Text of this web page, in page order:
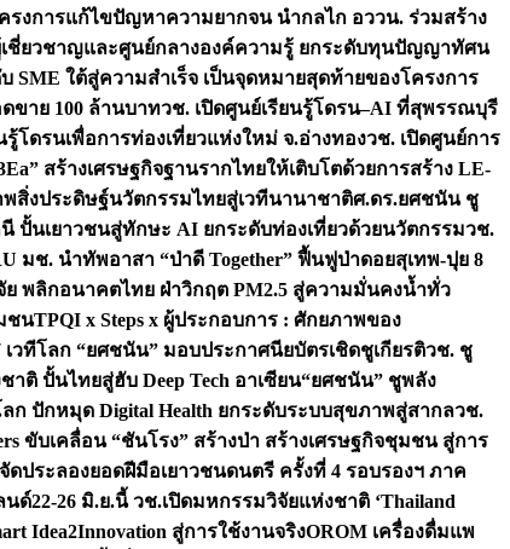
รงการแก้ไขปัญหาความยากจน นำกลไก อววน. ร่วมสร้าง
เชี่ยวชาญและศูนย์กลางองค์ความรู้ ยกระดับทุนปัญญาทัศน
SME ใต้สู่ความสำเร็จ เป็นจุดหมายสุดท้ายของโครงการ
ดขาย 100 ล้านบาทวช. เปิดศูนย์เรียนรู้โดรน–AI ที่สุพรรณบุรี
โดรนเพื่อการท่องเที่ยวแห่งใหม่ จ.อ่างทองวช. เปิดศูนย์การ
สร้างเศรษฐกิจฐานรากไทยให้เติบโตด้วยการสร้าง LE-
พสิ่งประดิษฐ์นวัตกรรมไทยสู่เวทีนานาชาติศ.ดร.ยศชนัน ชู
ปั้นเยาวชนสู่ทักษะ AI ยกระดับท่องเที่ยวด้วยนวัตกรรมวช.
มช. นำทัพอาสา “ป่าดี Together” ฟื้นฟูป่าดอยสุเทพ-ปุย 8
พลิกอนาคตไทย ฝ่าวิกฤต PM2.5 สู่ความมั่นคงน้ำทั่ว
ชนTPQI x Steps x ผู้ประกอบการ : ศักยภาพของ
วทีโลก “ยศชนัน” มอบประกาศนียบัตรเชิดชูเกียรติวช. ชู
าติ ปั้นไทยสู่ฮับ Deep Tech อาเซียน“ยศชนัน” ชูพลัง
ก ปักหมุด Digital Health ยกระดับระบบสุขภาพสู่สากลวช.
ขับเคลื่อน “ชันโรง” สร้างป่า สร้างเศรษฐกิจชุมชน สู่การ
ประลองยอดฝีมือเยาวชนดนตรี ครั้งที่ 4 รอบรองฯ ภาค
นด์22-26 มิ.ย.นี้ วช.เปิดมหกรรมวิจัยแห่งชาติ ‘Thailand
Idea2Innovation สู่การใช้งานจริงOROM เครื่องดื่มแพ